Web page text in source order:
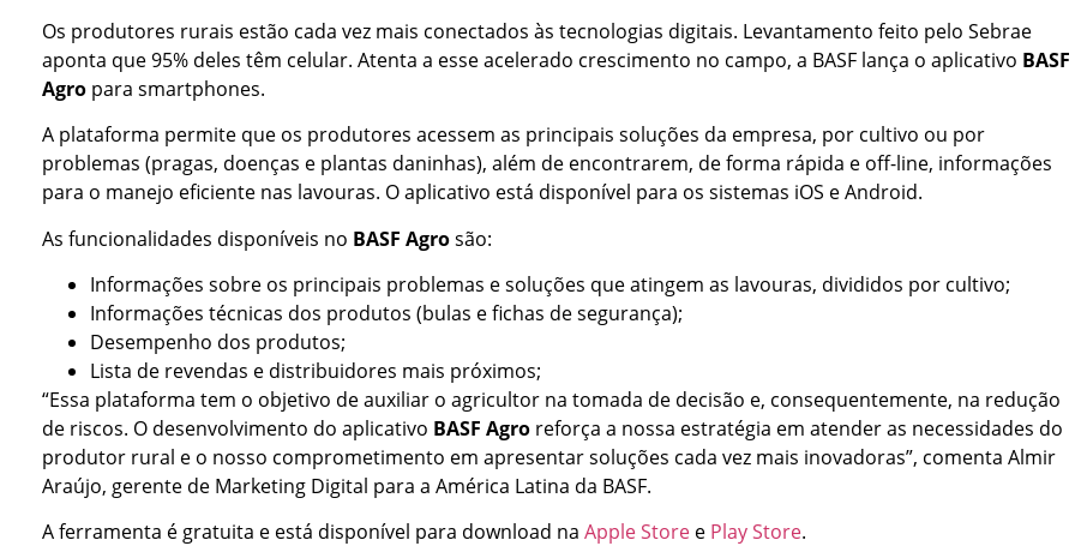
Os produtores rurais estão cada vez mais conectados às tecnologias digitais. Levantamento feito pelo Sebrae
aponta que 95% deles têm celular. Atenta a esse acelerado crescimento no campo, a BASF lança o aplicativo BASF
Agro para smartphones.
A plataforma permite que os produtores acessem as principais soluções da empresa, por cultivo ou por
problemas (pragas, doenças e plantas daninhas), além de encontrarem, de forma rápida e off-line, informações
para o manejo eficiente nas lavouras. O aplicativo está disponível para os sistemas iOS e Android.
As funcionalidades disponíveis no BASF Agrosão:
Informações sobre os principais problemas e soluções que atingem as lavouras, divididos por cultivo;
Informações técnicas dos produtos (bulas e fichas de segurança);
Desempenho dos produtos;
Lista de revendas e distribuidores mais próximos;
“Essa plataforma tem o objetivo de auxiliar o agricultor na tomada de decisão e, consequentemente, na redução
de riscos. O desenvolvimento do aplicativo BASF Agro reforça a nossa estratégia em atender as necessidades do
produtor rural e o nosso comprometimento em apresentar soluções cada vez mais inovadoras”, comenta Almir
Araújo, gerente de Marketing Digital para a América Latina da BASF.
A ferramenta é gratuita e está disponível para download na Apple Store e Play Store.